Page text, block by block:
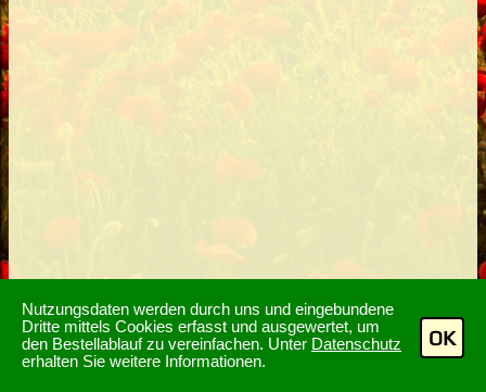
Nutzungsdaten werden durch uns und eingebundene
Dritte mittels Cookies erfasst und ausgewertet, um
den Bestellablauf zu vereinfachen. Unter Datenschutz
erhalten Sie weitere Informationen.
OK